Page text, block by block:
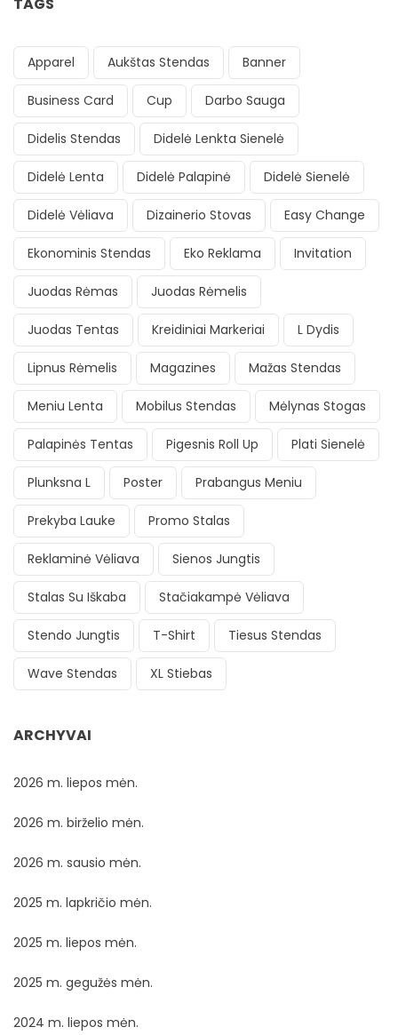
Apparel Aukštas Stendas Banner
Business Card Cup Darbo Sauga
Didelis Stendas Didelė Lenkta Sienelė
Didelė Lenta Didelė Palapinė Didelė Sienelė
Didelė Vėliava Dizainerio Stovas Easy Change
Ekonominis Stendas Eko Reklama Invitation
Juodas Rėmas Juodas Rėmelis
Juodas Tentas Kreidiniai Markeriai L Dydis
Lipnus Rėmelis Magazines Mažas Stendas
Meniu Lenta Mobilus Stendas Mėlynas Stogas
Palapinės Tentas Pigesnis Roll Up Plati Sienelė
Plunksna L Poster Prabangus Meniu
Prekyba Lauke Promo Stalas
Reklaminė Vėliava Sienos Jungtis
Stalas Su Iškaba Stačiakampė Vėliava
Stendo Jungtis T-Shirt Tiesus Stendas
Wave Stendas XL Stiebas
ARCHYVAI
2026 m. liepos mėn.
2026 m. birželio mėn.
2026 m. sausio mėn.
2025 m. lapkričio mėn.
2025 m. liepos mėn.
2025 m. gegužės mėn.
2024 m. liepos mėn.